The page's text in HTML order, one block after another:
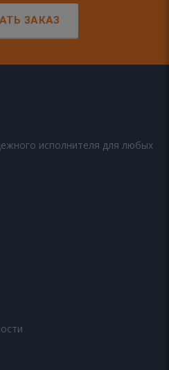
ЗАКАЗ
исполнителя для любых